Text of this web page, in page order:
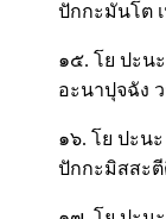
ปักกะมันโต
๑๕. โย ปะน
อะนาปุจฉัง
๑๖. โย ปะน
ปักกะมิสสะตี